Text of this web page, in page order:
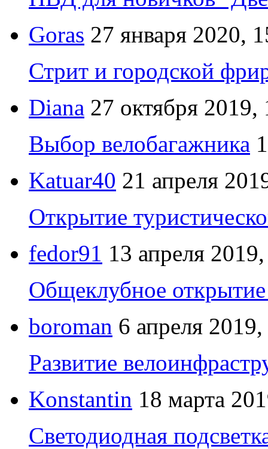
Goras 27 января 2020,
Стрит и городской
Diana 27 октября 2019,
Выбор велобагажника
Katuar40 21 апреля
Открытие
fedor91 13 апреля
Общеклубное открытие
boroman 6 апреля
Развитие
Konstantin 18 марта
Светодиодная